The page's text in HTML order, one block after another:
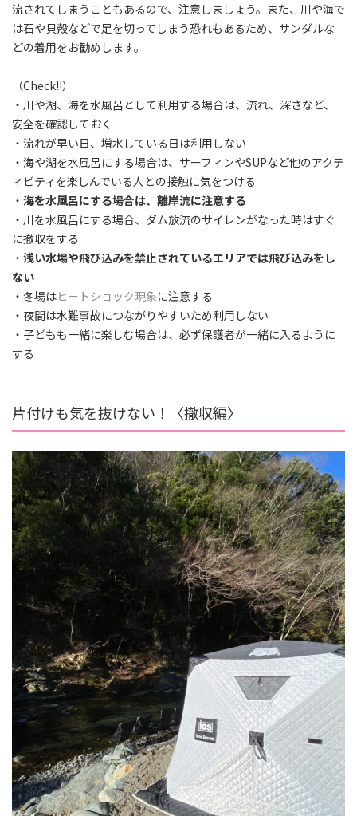
流されてしまうこともあるので、注意しましょう。また、川や海で
は石や貝殻などで足を切ってしまう恐れもあるため、サンダルな
どの着用をお勧めします。
（Check!!）
・川や湖、海を水風呂として利用する場合は、流れ、深さなど、
安全を確認しておく
・流れが早い日、増水している日は利用しない
・海や湖を水風呂にする場合は、サーフィンやSUPなど他のアクテ
ィビティを楽しんでいる人との接触に気をつける
・ 海を水風呂にする場合は、離岸流に注意する
・川を水風呂にする場合、ダム放流のサイレンがなった時はすぐ
に撤収をする
・ 浅い水場や飛び込みを禁止されているエリアでは飛び込みをし
ない
・冬場はヒートショック現象に注意する
・夜間は水難事故につながりやすいため利用しない
・子どもも一緒に楽しむ場合は、必ず保護者が一緒に入るように
する
片付けも気を抜けない！〈撤収編〉